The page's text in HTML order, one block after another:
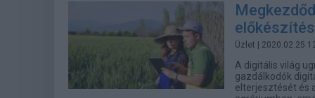
Üzlet | 2020.02.25
A digitális világ
gazdálkodók
elterjesztését és